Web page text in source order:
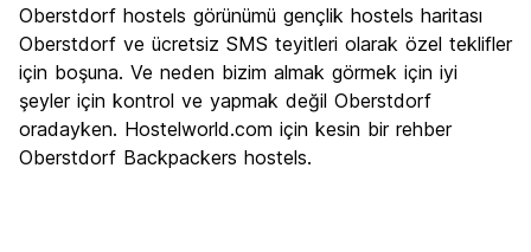
Gece hayatı
6.0
Ekonomik
6.0
Oberstdorf hostels görünümü gençlik hostels haritası
Oberstdorf ve ücretsiz SMS teyitleri olarak özel teklifler
için boşuna. Ve neden bizim almak görmek için iyi
şeyler için kontrol ve yapmak değil Oberstdorf
oradayken. Hostelworld.com için kesin bir rehber
Oberstdorf Backpackers hostels.